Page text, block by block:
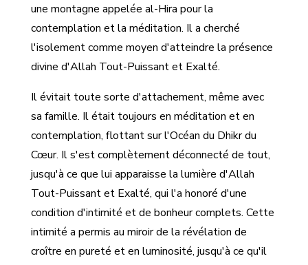
une montagne appelée al-Hira pour la
contemplation et la méditation. Il a cherché
l'isolement comme moyen d'atteindre la présence
divine d'Allah Tout-Puissant et Exalté.
Il évitait toute sorte d'attachement, même avec
sa famille. Il était toujours en méditation et en
contemplation, flottant sur l'Océan du Dhikr du
Cœur. Il s'est complètement déconnecté de tout,
jusqu'à ce que lui apparaisse la lumière d'Allah
Tout-Puissant et Exalté, qui l'a honoré d'une
condition d'intimité et de bonheur complets. Cette
intimité a permis au miroir de la révélation de
croître en pureté et en luminosité, jusqu'à ce qu'il